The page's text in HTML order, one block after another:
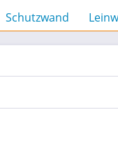
Schutzwand